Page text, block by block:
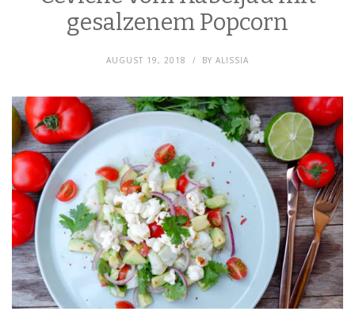
gesalzenem Popcorn
AUGUST 19, 2018 BY ALISSIA